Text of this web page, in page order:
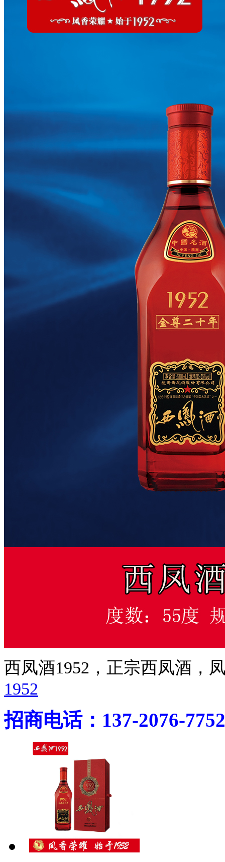
西凤酒1952，正宗西凤酒
1952
招商电话：137-2076-7752